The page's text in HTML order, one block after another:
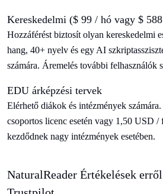
Kereskedelmi ($ 99 / hó vagy $
Hozzáférést biztosít olyan kereskedelmi
hang, 40+ nyelv és egy AI
számára. Áremelés további felhasználók
EDU árképzési tervek
Elérhető diákok és intézmények
csoportos licenc esetén vagy 1,50 USD /
kezdődnek nagy intézmények esetében.
NaturalReader Értékelések